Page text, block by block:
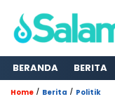
BERANDA BERITA
Home / Berita / Politik